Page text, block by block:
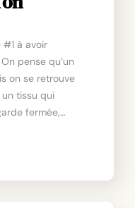
#1 à avoir
pense qu’un
on se retrouve
tissu qui
fermée,…